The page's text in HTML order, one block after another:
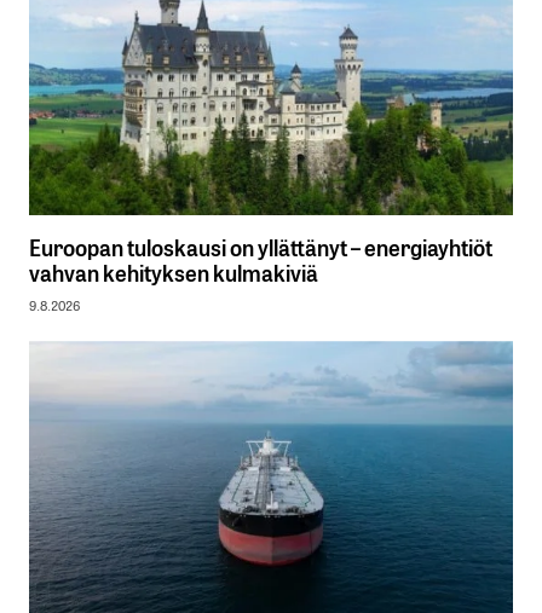
Euroopan tuloskausi on yllättänyt – energiayhtiöt
vahvan kehityksen kulmakiviä
9.8.2026